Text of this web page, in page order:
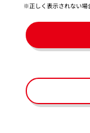
※正しく表示されない場